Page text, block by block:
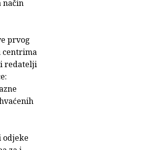
način
prvog
centrima
redatelji
odjeke